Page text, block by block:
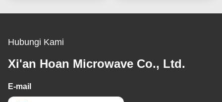
Hubungi Kami
Xi'an Hoan Microwave Co., Ltd.
E-mail